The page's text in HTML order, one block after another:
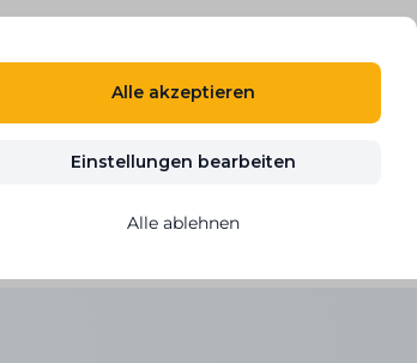
KOSTENLOS TESTEN
Alle akzeptieren
Einstellungen bearbeiten
Alle ablehnen